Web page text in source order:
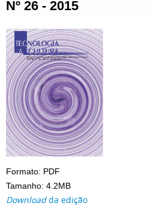
Nº 26 - 2015
Formato: PDF
Tamanho: 4.2MB
Downloadda edição